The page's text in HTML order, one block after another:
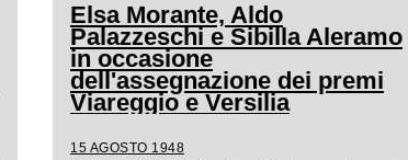
Elsa Morante, Aldo
Palazzeschi e Sibilla Aleramo
in occasione
dell'assegnazione dei premi
Viareggio e Versilia
15 AGOSTO 1948